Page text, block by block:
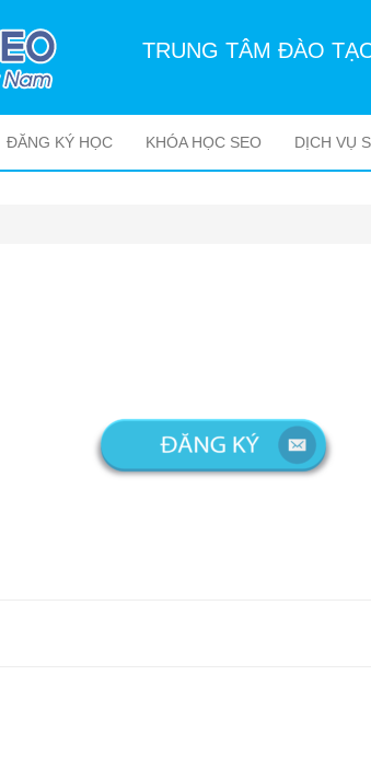
TRUNG TÂM ĐÀO
ĐĂNG KÝ HỌC KHÓA HỌC SEO DỊCH VỤ